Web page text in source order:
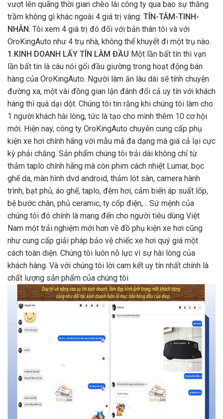
vượt lên quãng thời gian chèo lái công ty qua bao sự thăng
trầm không gì khác ngoài 4 giá trị vàng: TÍN-TÂM-TINH-
NHÂN. Tôi xem 4 giá trị đó đối với bản thân tôi và với
OroKingAuto như 4 trụ nhà, không thể khuyết đi một trụ nào.
1.KINH DOANH LẤY TÍN LÀM ĐẦU Một lần bất tín thì vạn
lần bất tin là câu nói gối đầu giường trong hoạt động bán
hàng của OroKingAuto. Người làm ăn lâu dài sẽ tính chuyện
đường xa, một vài đồng gian lận đánh đổi cả uy tín với khách
hàng thì quá dại dột. Chúng tôi tin rằng khi chúng tôi làm cho
1 người khách hài lòng, tức là tạo cho mình thêm 10 cơ hội
mới. Hiện nay, công ty OroKingAuto chuyên cung cấp phụ
kiện xe hơi chính hãng với mẫu mã đa dạng mà giá cả lại cực
kỳ phải chăng. Sản phẩm chúng tôi trải dài không chỉ từ
thảm taplo chính hãng mà còn phim cách nhiệt Lumar, bọc
ghế da, màn hình dvd android, thảm lót sàn, camera hành
trình, bạt phủ, áo ghế, taplo, đệm hơi, cảm biến áp suất lốp,
bệ bước chân, phủ ceramic, ty cốp điện,... Sứ mệnh của
chúng tôi đó chính là mang đến cho người tiêu dùng Việt
Nam một trải nghiệm mới hơn về đồ phụ kiện xe hơi cũng
như cung cấp giải pháp bảo vệ chiếc xe hơi quý giá một
cách toàn diện. Chúng tôi luôn nỗ lực vì sự hài lòng của
khách hàng. Và với chúng tôi lời cam kết uy tín nhất chính là
chất lượng sản phẩm của chúng tôi